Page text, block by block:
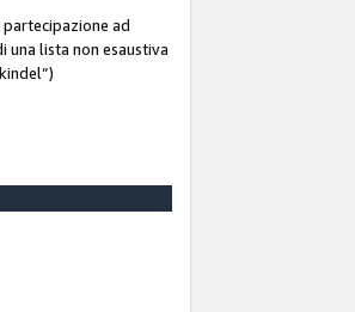
ad
una lista non esaustiva